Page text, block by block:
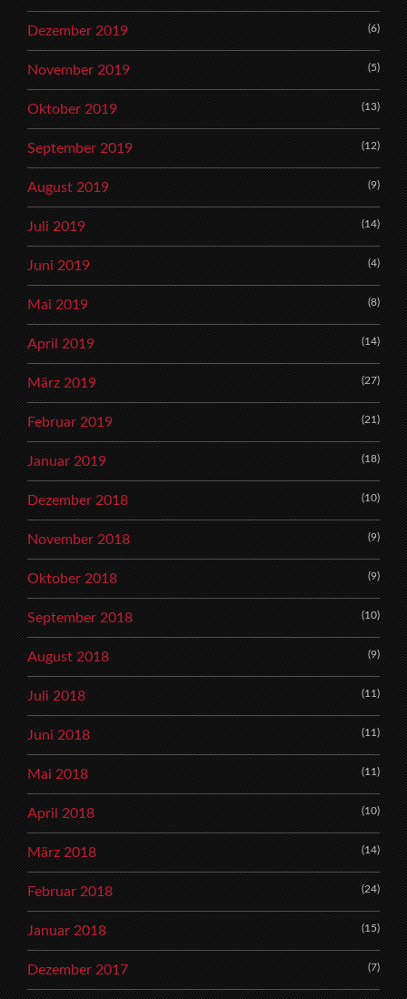
Dezember 2019 (6)
November 2019 (5)
Oktober 2019 (13)
September 2019 (12)
August 2019 (9)
Juli 2019 (14)
Juni 2019 (4)
Mai 2019 (8)
April 2019 (14)
März 2019 (27)
Februar 2019 (21)
Januar 2019 (18)
Dezember 2018 (10)
November 2018 (9)
Oktober 2018 (9)
September 2018 (10)
August 2018 (9)
Juli 2018 (11)
Juni 2018 (11)
Mai 2018 (11)
April 2018 (10)
März 2018 (14)
Februar 2018 (24)
Januar 2018 (15)
Dezember 2017 (7)